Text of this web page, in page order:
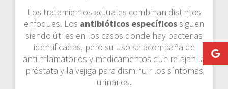
Los tratamientos actuales combinan distintos
enfoques. Los antibióticos específicos siguen
siendo útiles en los casos donde hay bacterias
identificadas, pero su uso se acompaña de
antiinflamatorios y medicamentos que relajan la
próstata y la vejiga para disminuir los síntomas
urinarios.